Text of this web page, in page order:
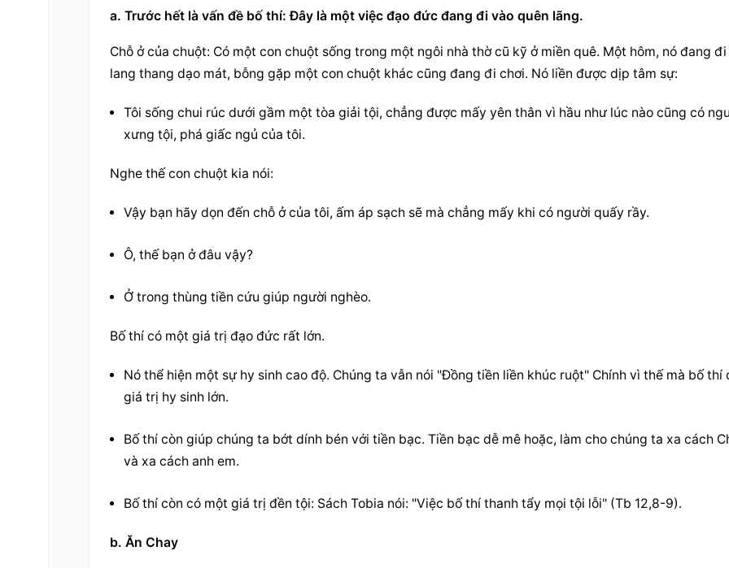
a. Trước hết là vấn đề bố thí: Đây là một việc đạo đức đang đi vào quên lãng.
Chỗ ở của chuột: Có một con chuột sống trong một ngôi nhà thờ cũ kỹ ở miền quê. Một hôm, nó đang đi
lang thang dạo mát, bỗng gặp một con chuột khác cũng đang đi chơi. Nó liền được dịp tâm sự:
Tôi sống chui rúc dưới gầm một tòa giải tội, chẳng được mấy yên thân vì hầu như lúc nào cũng có
xưng tội, phá giấc ngủ của tôi.
Nghe thế con chuột kia nói:
Vậy bạn hãy dọn đến chỗ ở của tôi, ấm áp sạch sẽ mà chẳng mấy khi có người quấy rầy.
Ô, thế bạn ở đâu vậy?
Ở trong thùng tiền cứu giúp người nghèo.
Bố thí có một giá trị đạo đức rất lớn.
Nó thể hiện một sự hy sinh cao độ. Chúng ta vẫn nói "Đồng tiền liền khúc ruột" Chính vì thế mà bố thí
giá trị hy sinh lớn.
Bố thí còn giúp chúng ta bớt dính bén với tiền bạc. Tiền bạc dễ mê hoặc, làm cho chúng ta xa cách
và xa cách anh em.
Bố thí còn có một giá trị đền tội: Sách Tobia nói: "Việc bố thí thanh tẩy mọi tội lỗi" (Tb 12,8-9).
b. Ăn Chay